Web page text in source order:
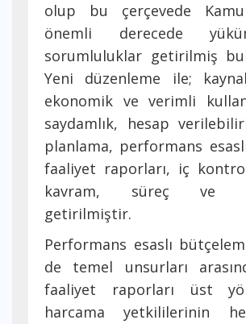
olup bu çerçevede
önemli derecede
sorumluluklar getirilmiş
Yeni düzenleme ile;
ekonomik ve verimli
saydamlık, hesap
planlama, performans
faaliyet raporları, iç
kavram, süreç ve
getirilmiştir.
Performans esaslı
de temel unsurları
faaliyet raporları üst
harcama yetkililerinin